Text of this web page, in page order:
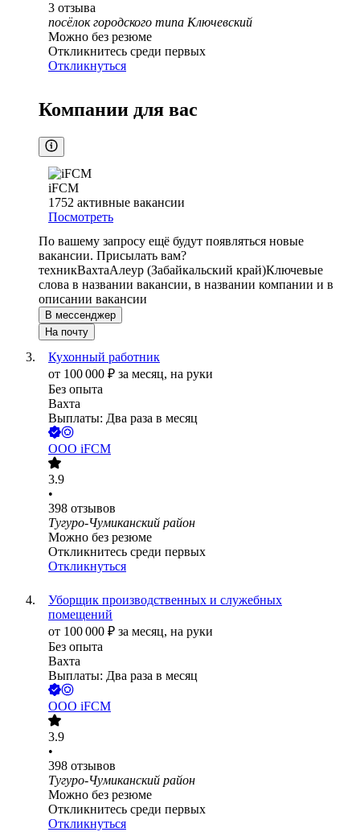
3 отзыва
посёлок городского типа Ключевский
Можно без резюме
Откликнитесь среди первых
Откликнуться
Компании для вас
iFCM
1752 активные вакансии
Посмотреть
По вашему запросу ещё будут появляться новые
вакансии. Присылать вам?
техникВахтаАлеур (Забайкальский край)Ключевые
слова в названии вакансии, в названии компании и в
описании вакансии
В мессенджер
На почту
Кухонный работник
от 100 000 ₽ за месяц, на руки
Без опыта
Вахта
Выплаты: Два раза в месяц
ООО iFCM
3.9
•
398 отзывов
Тугуро-Чумиканский район
Можно без резюме
Откликнитесь среди первых
Откликнуться
Уборщик производственных и служебных
помещений
от 100 000 ₽ за месяц, на руки
Без опыта
Вахта
Выплаты: Два раза в месяц
ООО iFCM
3.9
•
398 отзывов
Тугуро-Чумиканский район
Можно без резюме
Откликнитесь среди первых
Откликнуться